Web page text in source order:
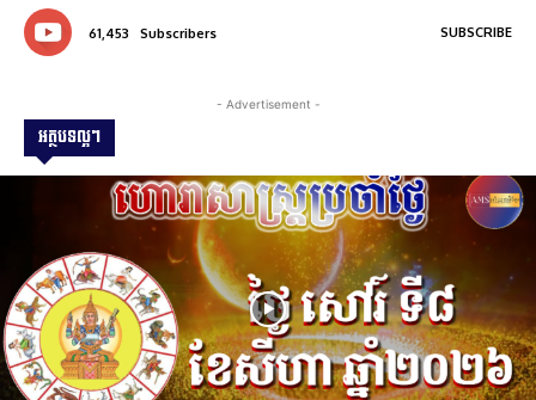
61,453 Subscribers SUBSCRIBE
- Advertisement -
អត្ថបទល្អៗ